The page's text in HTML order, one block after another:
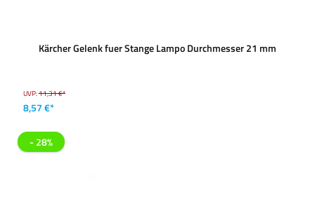
Kärcher Gelenk fuer Stange Lampo Durchmesser 21 mm
UVP:11,31 €*
8,57 €*
- 28%